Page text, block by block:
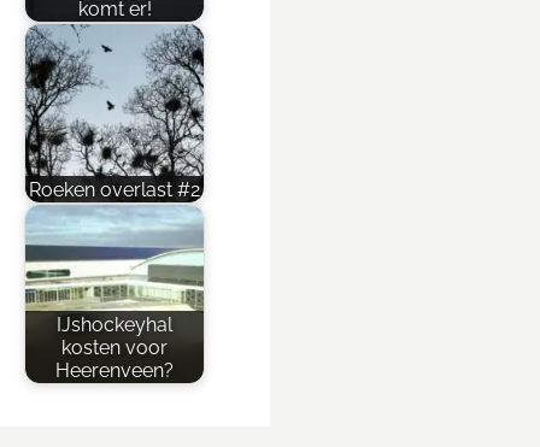
komt er!
Roeken overlast #2
IJshockeyhal
kosten voor
Heerenveen?